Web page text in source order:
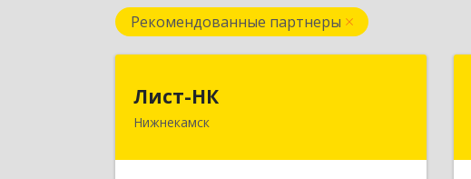
Рекомендованные партнеры
Лист-НК
Нижнекамск